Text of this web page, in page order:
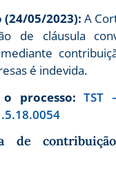
(24/05/2023): A
de cláusula
é indevida.
o processo: TST
de